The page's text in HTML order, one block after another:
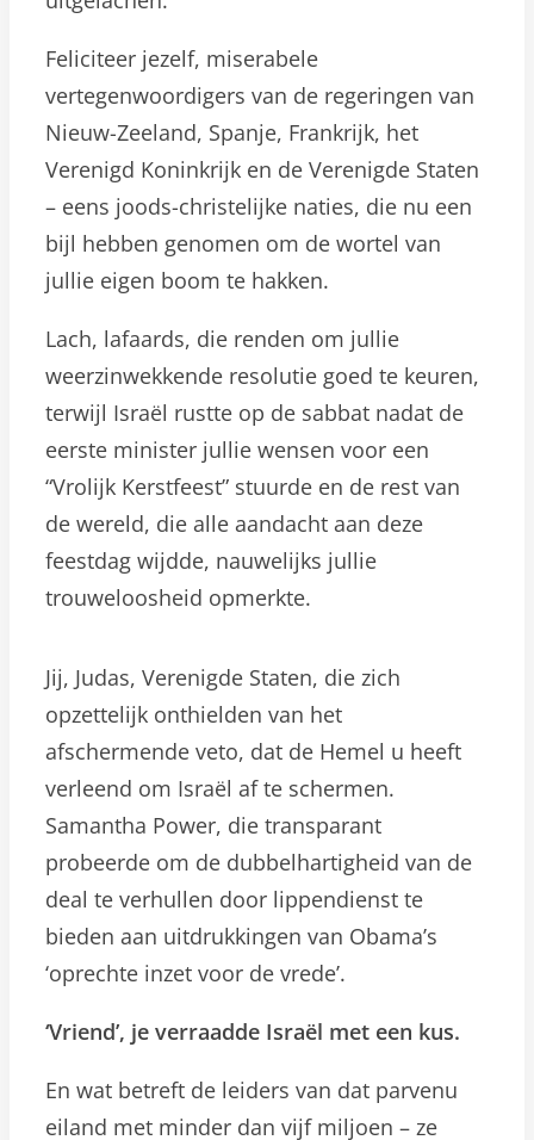
Feliciteer jezelf, miserabele
vertegenwoordigers van de regeringen van
Nieuw-Zeeland, Spanje, Frankrijk, het
Verenigd Koninkrijk en de Verenigde Staten
– eens joods-christelijke naties, die nu een
bijl hebben genomen om de wortel van
jullie eigen boom te hakken.
Lach, lafaards, die renden om jullie
weerzinwekkende resolutie goed te keuren,
terwijl Israël rustte op de sabbat nadat de
eerste minister jullie wensen voor een
“Vrolijk Kerstfeest” stuurde en de rest van
de wereld, die alle aandacht aan deze
feestdag wijdde, nauwelijks jullie
trouweloosheid opmerkte.
Jij, Judas, Verenigde Staten, die zich
opzettelijk onthielden van het
afschermende veto, dat de Hemel u heeft
verleend om Israël af te schermen.
Samantha Power, die transparant
probeerde om de dubbelhartigheid van de
deal te verhullen door lippendienst te
bieden aan uitdrukkingen van Obama’s
‘oprechte inzet voor de vrede’.
‘Vriend’, je verraadde Israël met een kus.
En wat betreft de leiders van dat parvenu
eiland met minder dan vijf miljoen – ze